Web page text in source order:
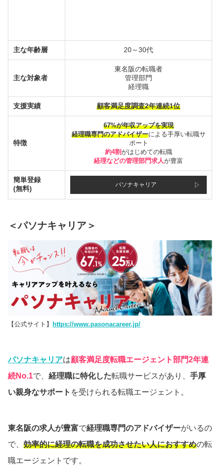
主な年齢層 20～30代
主な対象者
東名阪の転職者
管理部門
経理職
支援実績 顧客満足度調査2年連続1位
特徴
67%が年収アップを実現
経理職専門のアドバイザーによる手厚い転職サ
ポート
約4割がはじめての転職
経理などの管理部門求人が豊富
簡単登録
(無料)
パソナキャリア
＜パソナキャリア＞
【公式サイト】 https://www.pasonacareer.jp/
パソナキャリアは顧客満足度転職エージェント部門2年連
続No.1で、 経理職に特化した転職サービスがあり、 手厚
い親身なサポート を受けられる転職エージェント。
東名阪の求人が豊富で経理職専門のアドバイザーがいるの
で、 効率的に経理の転職を成功させたい人におすすめの転
職エージェントです。